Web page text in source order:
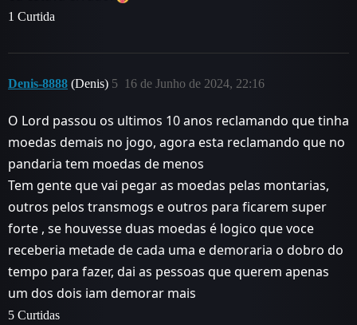
1 Curtida
Denis-8888 (Denis) 16 de Junho de 2024, 22:16
5
O Lord passou os ultimos 10 anos reclamando que tinha
moedas demais no jogo, agora esta reclamando que no
pandaria tem moedas de menos
Tem gente que vai pegar as moedas pelas montarias,
outros pelos transmogs e outros para ficarem super
forte , se houvesse duas moedas é logico que voce
receberia metade de cada uma e demoraria o dobro do
tempo para fazer, dai as pessoas que querem apenas
um dos dois iam demorar mais
5 Curtidas